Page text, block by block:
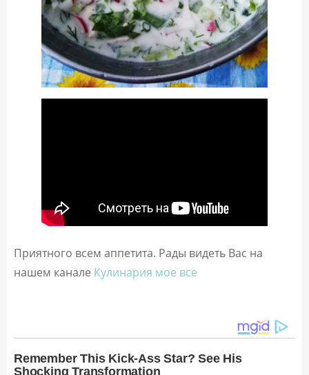
Приятного всем аппетита. Рады видеть Вас на
нашем канале Кулинария мое все